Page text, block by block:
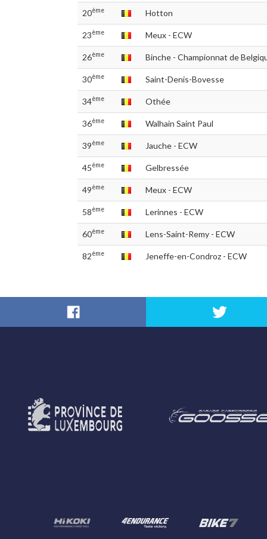
20ème Hotton
23ème Meux - ECW
26ème Binche - Championnat de
30ème Saint-Denis-Bovesse
34ème Othée
36ème Walhain Saint Paul
39ème Jauche - ECW
45ème Gelbressée
49ème Meux - ECW
58ème Lerinnes - ECW
60ème Lens-Saint-Remy - ECW
82ème Jeneffe-en-Condroz - ECW